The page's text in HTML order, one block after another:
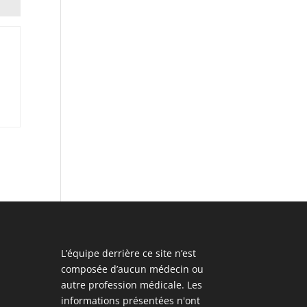
L’équipe derrière ce site n’est
composée d’aucun médecin ou
autre profession médicale. Les
informations présentées n'ont